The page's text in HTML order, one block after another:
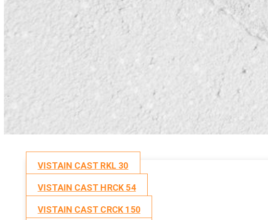
VISTAIN CAST RKL 30
VISTAIN CAST HRCK 54
VISTAIN CAST CRCK 150